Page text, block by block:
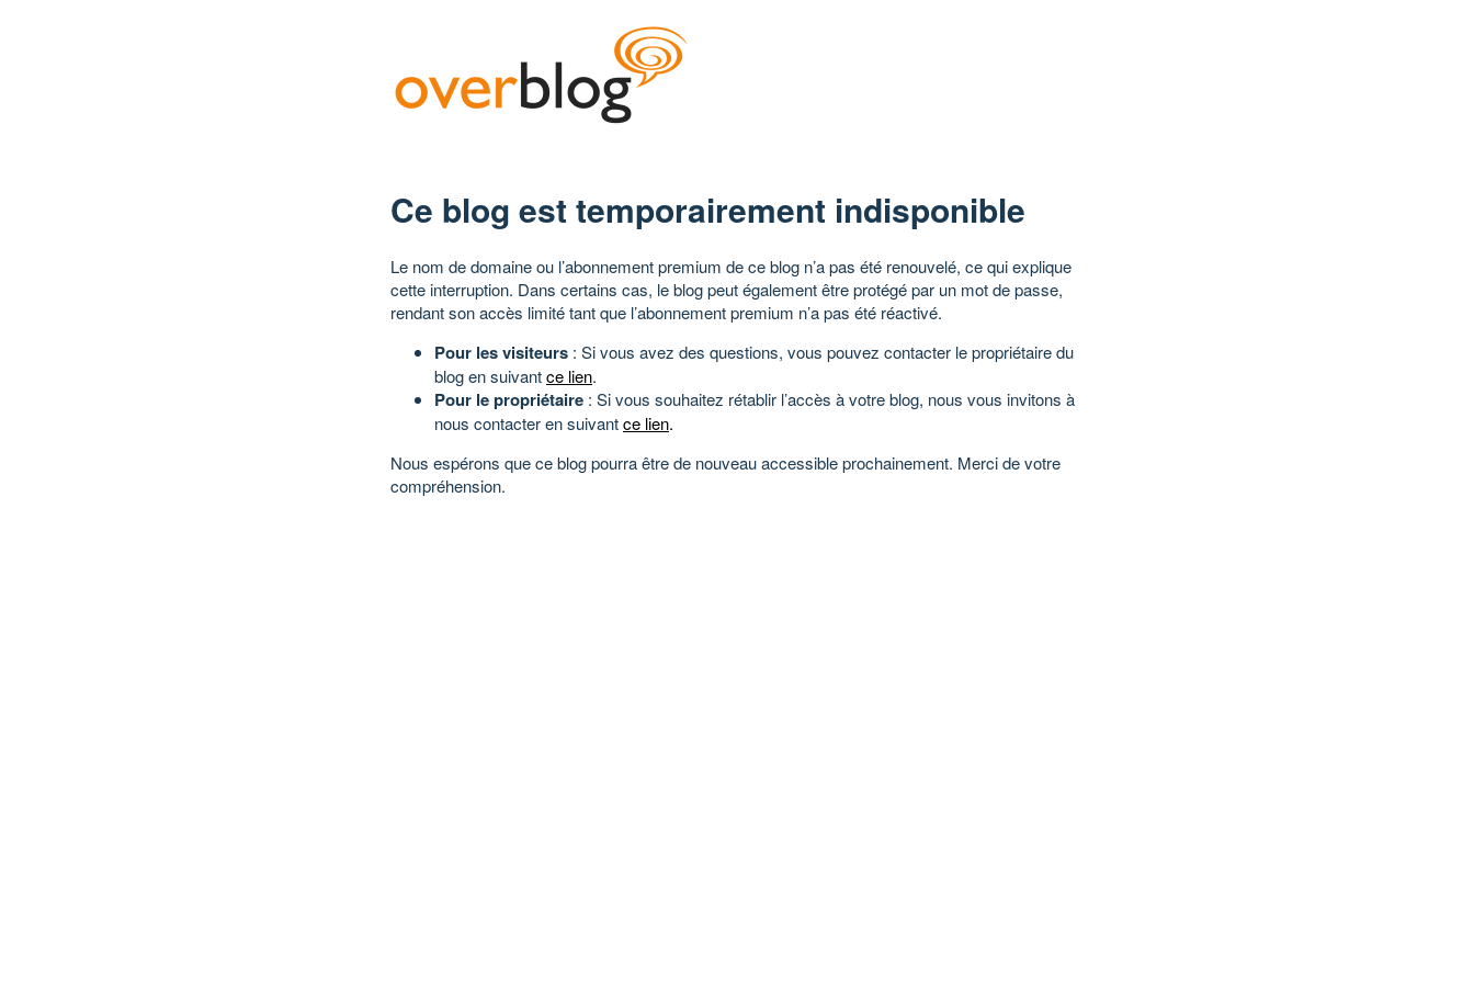
Ce blog est temporairement indisponible
Le nom de domaine ou l’abonnement premium de ce blog n’a pas été renouvelé, ce qui explique
cette interruption. Dans certains cas, le blog peut également être protégé par un mot de passe,
rendant son accès limité tant que l’abonnement premium n’a pas été réactivé.
Pour les visiteurs : Si vous avez des questions, vous pouvez contacter le propriétaire du
blog en suivantce lien.
Pour le propriétaire : Si vous souhaitez rétablir l’accès à votre blog, nous vous invitons à
nous contacter en suivantce lien.
Nous espérons que ce blog pourra être de nouveau accessible prochainement. Merci de votre
compréhension.